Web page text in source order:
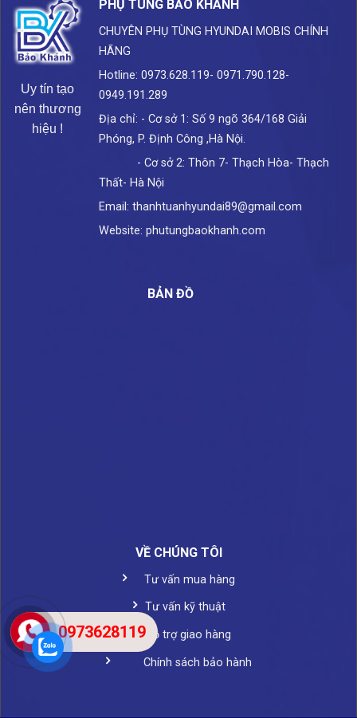
Uy tín tạo
nên thương
hiệu !
PHỤ TÙNG BẢO KHÁNH
CHUYÊN PHỤ TÙNG HYUNDAI MOBIS CHÍNH
HÃNG
Hotline: 0973.628.119- 0971.790.128-
0949.191.289
Địa chỉ: - Cơ sở 1: Số 9 ngõ 364/168 Giải
Phóng, P. Định Công ,Hà Nội.
- Cơ sở 2: Thôn 7- Thạch Hòa- Thạch
Thất- Hà Nội
Email: thanhtuanhyundai89@gmail.com
Website: phutungbaokhanh.com
BẢN ĐỒ
VỀ CHÚNG TÔI
Tư vấn mua hàng
Tư vấn kỹ thuật
Hỗ trợ giao hàng
Chính sách bảo hành
0973628119